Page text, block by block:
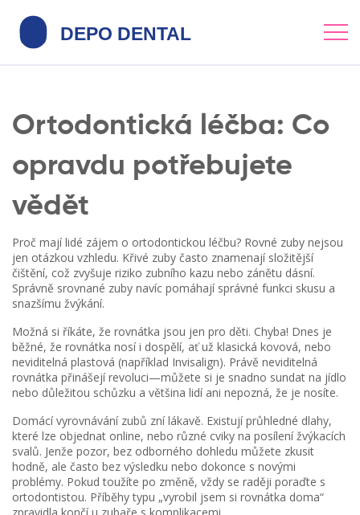
Ortodontická léčba: Co
opravdu potřebujete
vědět
Proč mají lidé zájem o ortodontickou léčbu? Rovné zuby nejsou
jen otázkou vzhledu. Křivé zuby často znamenají složitější
čištění, což zvyšuje riziko zubního kazu nebo zánětu dásní.
Správně srovnané zuby navíc pomáhají správné funkci skusu a
snazšímu žvýkání.
Možná si říkáte, že rovnátka jsou jen pro děti. Chyba! Dnes je
běžné, že rovnátka nosí i dospělí, ať už klasická kovová, nebo
neviditelná plastová (například Invisalign). Právě neviditelná
rovnátka přinášejí revoluci—můžete si je snadno sundat na jídlo
nebo důležitou schůzku a většina lidí ani nepozná, že je nosíte.
Domácí vyrovnávání zubů zní lákavě. Existují průhledné dlahy,
které lze objednat online, nebo různé cviky na posílení žvýkacích
svalů. Jenže pozor, bez odborného dohledu můžete zkusit
hodně, ale často bez výsledku nebo dokonce s novými
problémy. Pokud toužíte po změně, vždy se raději poraďte s
ortodontistou. Příběhy typu „vyrobil jsem si rovnátka doma“